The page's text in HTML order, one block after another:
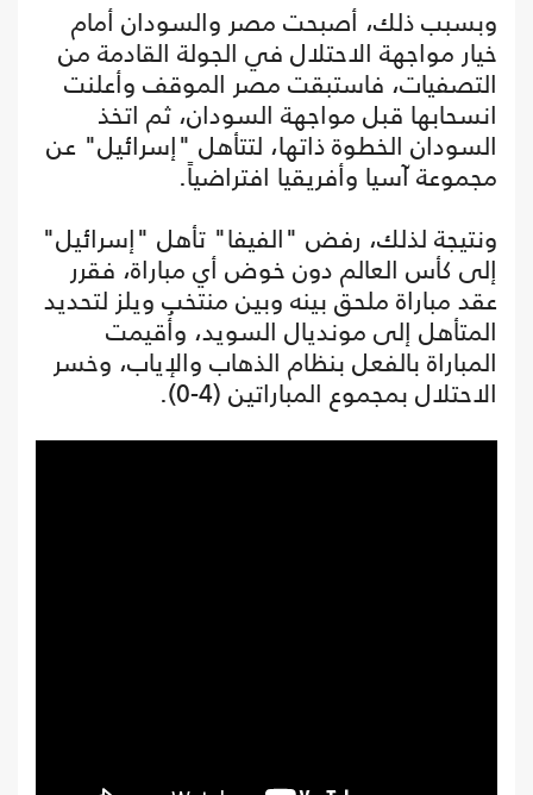
وبسبب ذلك، أصبحت مصر والسودان أمام
خيار مواجهة الاحتلال في الجولة القادمة من
التصفيات، فاستبقت مصر الموقف وأعلنت
انسحابها قبل مواجهة السودان، ثم اتخذ
السودان الخطوة ذاتها، لتتأهل "إسرائيل" عن
مجموعة آسيا وأفريقيا افتراضياً.
ونتيجة لذلك، رفض "الفيفا" تأهل "إسرائيل"
إلى كأس العالم دون خوض أي مباراة، فقرر
عقد مباراة ملحق بينه وبين منتخب ويلز لتحديد
المتأهل إلى مونديال السويد، وأُقيمت
المباراة بالفعل بنظام الذهاب والإياب، وخسر
الاحتلال بمجموع المباراتين (4-0).